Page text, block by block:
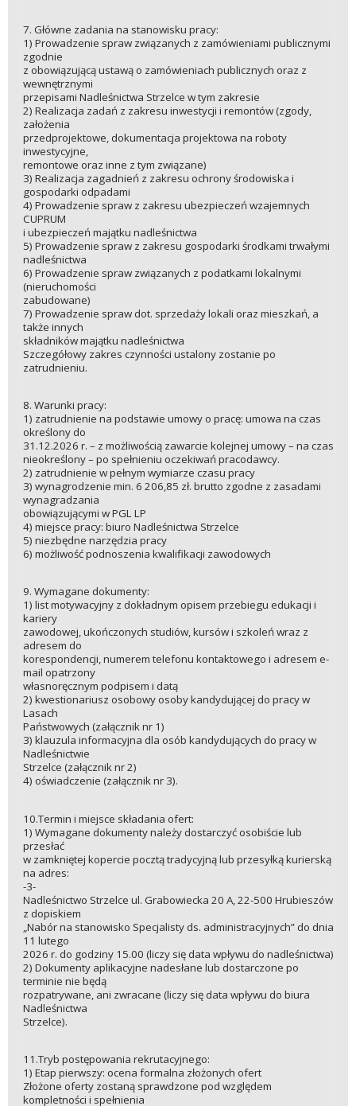
7. Główne zadania na stanowisku pracy:
1) Prowadzenie spraw związanych z zamówieniami publicznymi
zgodnie
z obowiązującą ustawą o zamówieniach publicznych oraz z
wewnętrznymi
przepisami Nadleśnictwa Strzelce w tym zakresie
2) Realizacja zadań z zakresu inwestycji i remontów (zgody,
założenia
przedprojektowe, dokumentacja projektowa na roboty
inwestycyjne,
remontowe oraz inne z tym związane)
3) Realizacja zagadnień z zakresu ochrony środowiska i
gospodarki odpadami
4) Prowadzenie spraw z zakresu ubezpieczeń wzajemnych
CUPRUM
i ubezpieczeń majątku nadleśnictwa
5) Prowadzenie spraw z zakresu gospodarki środkami trwałymi
nadleśnictwa
6) Prowadzenie spraw związanych z podatkami lokalnymi
(nieruchomości
zabudowane)
7) Prowadzenie spraw dot. sprzedaży lokali oraz mieszkań, a
także innych
składników majątku nadleśnictwa
Szczegółowy zakres czynności ustalony zostanie po
zatrudnieniu.
8. Warunki pracy:
1) zatrudnienie na podstawie umowy o pracę: umowa na czas
określony do
31.12.2026 r. – z możliwością zawarcie kolejnej umowy – na czas
nieokreślony – po spełnieniu oczekiwań pracodawcy.
2) zatrudnienie w pełnym wymiarze czasu pracy
3) wynagrodzenie min. 6 206,85 zł. brutto zgodne z zasadami
wynagradzania
obowiązującymi w PGL LP
4) miejsce pracy: biuro Nadleśnictwa Strzelce
5) niezbędne narzędzia pracy
6) możliwość podnoszenia kwalifikacji zawodowych
9. Wymagane dokumenty:
1) list motywacyjny z dokładnym opisem przebiegu edukacji i
kariery
zawodowej, ukończonych studiów, kursów i szkoleń wraz z
adresem do
korespondencji, numerem telefonu kontaktowego i adresem e-
mail opatrzony
własnoręcznym podpisem i datą
2) kwestionariusz osobowy osoby kandydującej do pracy w
Lasach
Państwowych (załącznik nr 1)
3) klauzula informacyjna dla osób kandydujących do pracy w
Nadleśnictwie
Strzelce (załącznik nr 2)
4) oświadczenie (załącznik nr 3).
10.Termin i miejsce składania ofert:
1) Wymagane dokumenty należy dostarczyć osobiście lub
przesłać
w zamkniętej kopercie pocztą tradycyjną lub przesyłką kurierską
na adres:
-3-
Nadleśnictwo Strzelce ul. Grabowiecka 20 A, 22-500 Hrubieszów
z dopiskiem
„Nabór na stanowisko Specjalisty ds. administracyjnych” do dnia
11 lutego
2026 r. do godziny 15.00 (liczy się data wpływu do nadleśnictwa)
2) Dokumenty aplikacyjne nadesłane lub dostarczone po
terminie nie będą
rozpatrywane, ani zwracane (liczy się data wpływu do biura
Nadleśnictwa
Strzelce).
11.Tryb postępowania rekrutacyjnego:
1) Etap pierwszy: ocena formalna złożonych ofert
Złożone oferty zostaną sprawdzone pod względem
kompletności i spełnienia